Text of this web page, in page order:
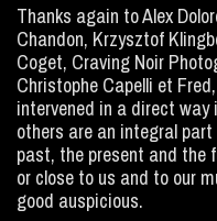
Thanks again to Alex
Chandon, Krzysztof
Coget, Craving Noir
Christophe Capelli et
intervened in a direct
others are an integral
past, the present and the
or close to us and to our
good auspicious.